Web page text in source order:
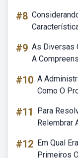
#8
#9 As Diversas
A
#10 A
Como O
#11
Para
Relembrar
#12 Em Qual
Primeiros